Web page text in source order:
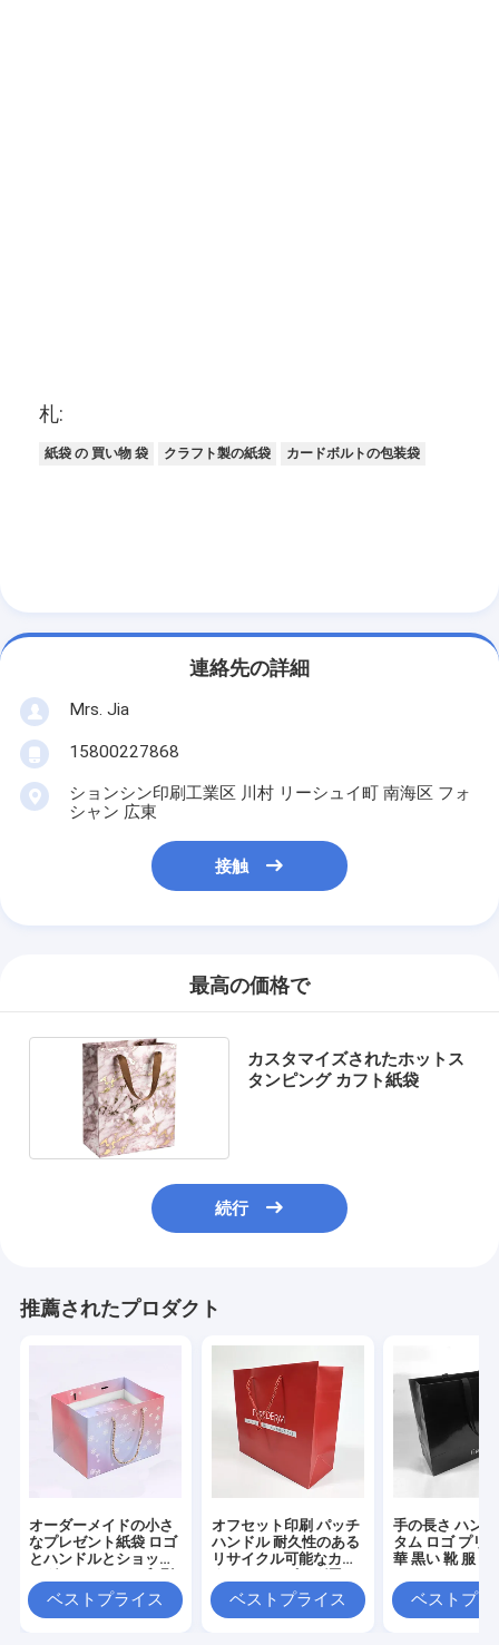
札:
紙袋 の 買い物 袋 クラフト製の紙袋 カードボルトの包装袋
連絡先の詳細
Mrs. Jia
15800227868
ションシン印刷工業区 川村 リーシュイ町 南海区 フォ
シャン 広東
接触
最高の価格で
カスタマイズされたホットス
タンピング カフト紙袋
続行
推薦されたプロダクト
オーダーメイドの小さ
なプレゼント紙袋 ロゴ
とハンドルとショッピ
ベストプライス
オフセット印刷 パッチ
ハンドル 耐久性のある
リサイクル可能なカス
紙袋ベストプライス
手の長さ ハン
タム ロゴ プリ
華 黒い 靴 服 梱
ベストプラ